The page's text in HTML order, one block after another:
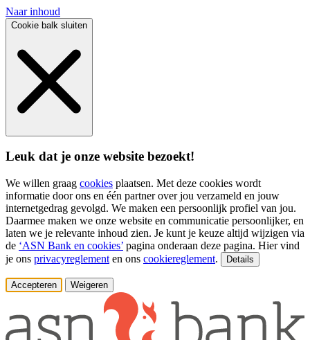
Naar inhoud
Cookie balk sluiten
Leuk dat je onze website bezoekt!
We willen graag cookies plaatsen. Met deze cookies wordt
informatie door ons en één partner over jou verzameld en jouw
internetgedrag gevolgd. We maken een persoonlijk profiel van jou.
Daarmee maken we onze website en communicatie persoonlijker, en
laten we je relevante inhoud zien. Je kunt je keuze altijd wijzigen via
de ‘ASN Bank en cookies’ pagina onderaan deze pagina. Hier vind
je ons privacyreglement en ons cookiereglement. Details
Accepteren Weigeren